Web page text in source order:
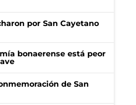
por San Cayetano
bonaerense está peor
de San